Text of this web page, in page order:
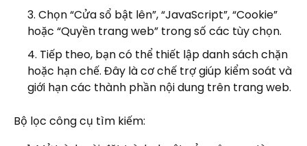
Chọn “Cửa sổ bật lên”, “JavaScript”, “Cookie”
hoặc “Quyền trang web” trong số các tùy chọn.
Tiếp theo, bạn có thể thiết lập danh sách chặn
hoặc hạn chế. Đây là cơ chế trợ giúp kiểm soát và
giới hạn các thành phần nội dung trên trang web.
Bộ lọc công cụ tìm kiếm: